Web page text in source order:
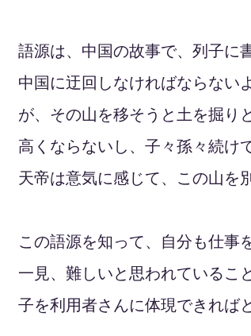
語源は、中国の故事で、列子に
中国に迂回しなければならない
が、その山を移そうと土を掘り
高くならないし、子々孫々続け
天帝は意気に感じて、この山を
この語源を知って、自分も仕事
一見、難しいと思われているこ
子を利用者さんに体現できれば